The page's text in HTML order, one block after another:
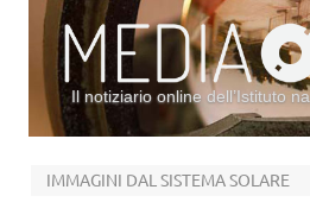
Il notiziario online dell’Istituto
IMMAGINI DAL SISTEMA SOLARE